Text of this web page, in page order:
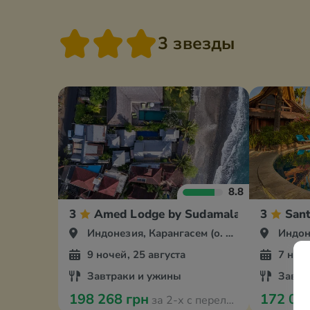
3 звезды
8.8
3 Amed Lodge by Sudamala Resorts
Индонезия, Карангасем (о. Бали)
9 ночей, 25 августа
Завтраки и ужины
198 268 грн за 2-х с перелётом
3
7
172